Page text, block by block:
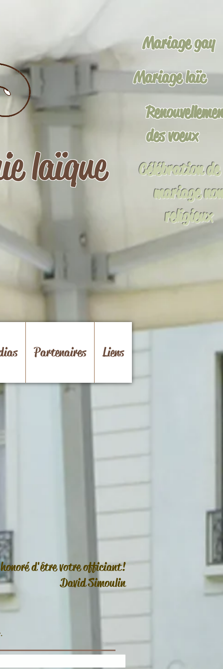
laïque
Célébration de
mariage non
religieux
Partenaires Liens
d'être votre officiant!
David Simoulin
Mariage gay
Mariage laïc
des voeux